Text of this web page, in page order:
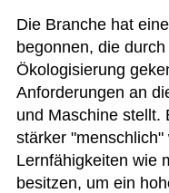
Die Branche hat
begonnen, die
Ökologisierung
Anforderungen an
und Maschine stellt.
stärker
Lernfähigkeiten wie
besitzen, um ein